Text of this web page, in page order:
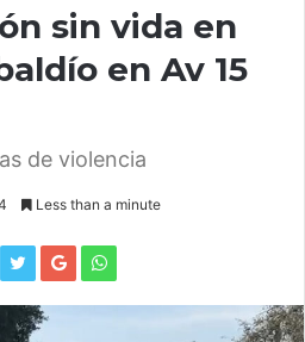
sin vida en
en Av 15
de violencia
Less than a minute